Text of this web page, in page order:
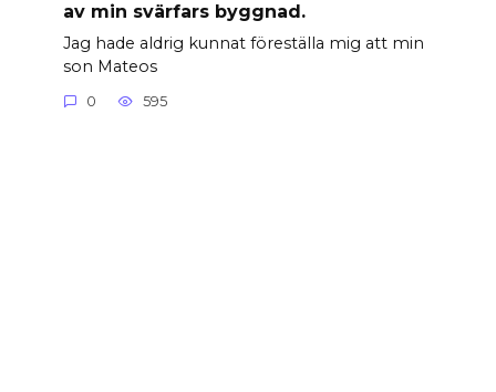
av min svärfars byggnad.
Jag hade aldrig kunnat föreställa mig att min
son Mateos
0 595